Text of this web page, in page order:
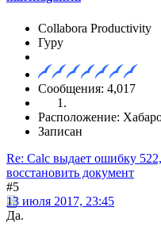
Collabora Productivity
Гуру
Сообщения: 4,017
Расположение:
Записан
Re: Calc выдает ошибку
восстановить документ
#5
13 июля 2017, 23:45
Да.